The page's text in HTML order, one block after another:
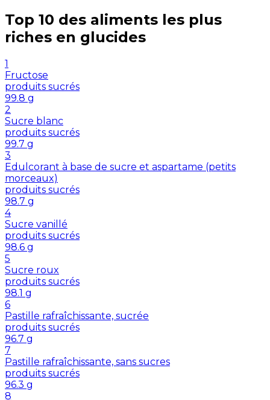
Top 10 des aliments les plus
riches en glucides
1
Fructose
produits sucrés
99.8 g
2
Sucre blanc
produits sucrés
99.7 g
3
Edulcorant à base de sucre et aspartame (petits
morceaux)
produits sucrés
98.7 g
4
Sucre vanillé
produits sucrés
98.6 g
5
Sucre roux
produits sucrés
98.1 g
6
Pastille rafraîchissante, sucrée
produits sucrés
96.7 g
7
Pastille rafraîchissante, sans sucres
produits sucrés
96.3 g
8